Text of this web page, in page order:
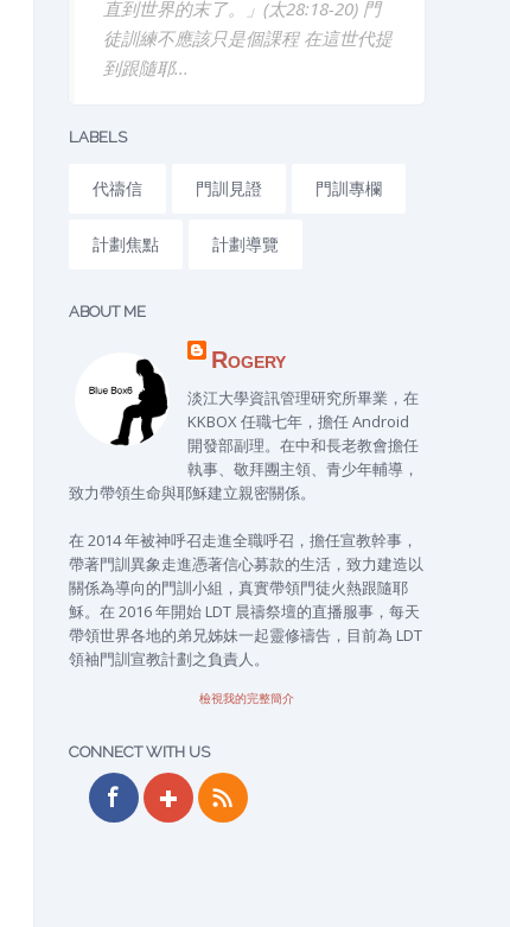
直到世界的末了。」(太28:18-20) 門
徒訓練不應該只是個課程 在這世代提
到跟隨耶...
LABELS
代禱信 門訓見證 門訓專欄
計劃焦點 計劃導覽
ABOUT ME
Rogery
淡江大學資訊管理研究所畢業，在
KKBOX 任職七年，擔任 Android
開發部副理。在中和長老教會擔任
執事、敬拜團主領、青少年輔導，
致力帶領生命與耶穌建立親密關係。
在 2014 年被神呼召走進全職呼召，擔任宣教幹事，
帶著門訓異象走進憑著信心募款的生活，致力建造以
關係為導向的門訓小組，真實帶領門徒火熱跟隨耶
穌。在 2016 年開始 LDT 晨禱祭壇的直播服事，每天
帶領世界各地的弟兄姊妹一起靈修禱告，目前為 LDT
領袖門訓宣教計劃之負責人。
檢視我的完整簡介
CONNECT WITH US